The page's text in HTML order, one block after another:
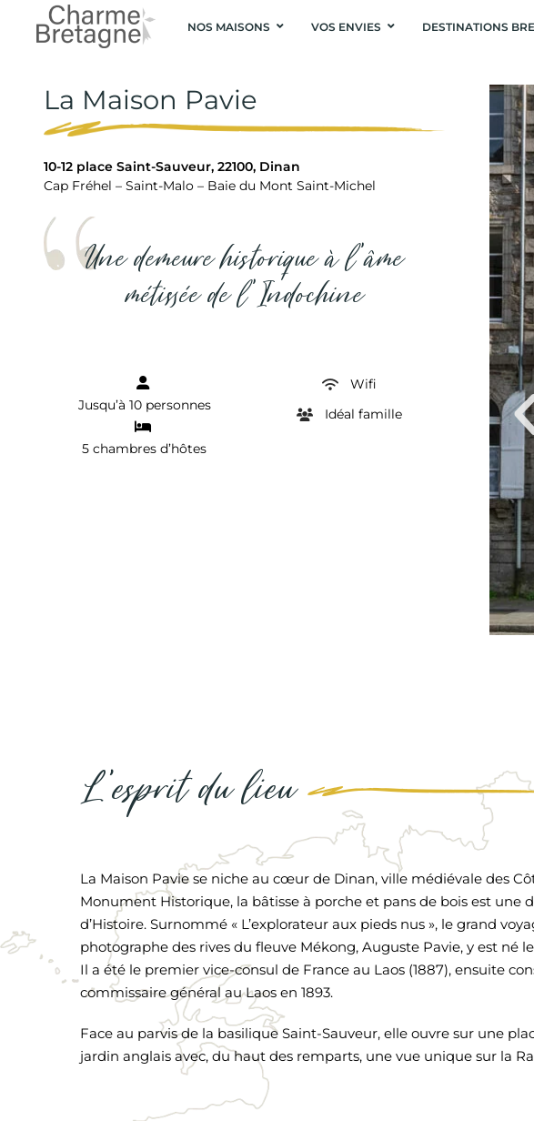
NOS MAISONS VOS ENVIES DESTINATIONS
La Maison Pavie
10-12 place Saint-Sauveur, 22100, Dinan
Cap Fréhel – Saint-Malo – Baie du Mont Saint-Michel
Une demeure historique à l'âme
métissée de l'Indochine
Jusqu’à 10 personnes
5 chambres d’hôtes
Wifi
Idéal famille
L’esprit du lieu
La Maison Pavie se niche au cœur de Dinan, ville médiévale des
Monument Historique, la bâtisse à porche et pans de bois est une
d’Histoire. Surnommé « L’explorateur aux pieds nus », le grand
photographe des rives du fleuve Mékong, Auguste Pavie, y est né
Il a été le premier vice-consul de France au Laos (1887), ensuite
commissaire général au Laos en 1893.
Face au parvis de la basilique Saint-Sauveur, elle ouvre sur une
jardin anglais avec, du haut des remparts, une vue unique sur la